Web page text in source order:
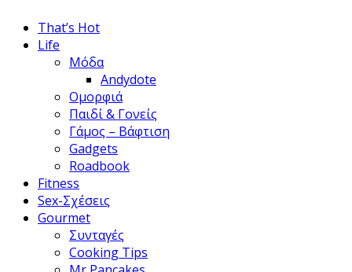
That’s Hot
Life
Μόδα
Andydote
Ομορφιά
Παιδί & Γονείς
Γάμος – Βάφτιση
Gadgets
Roadbook
Fitness
Sex-Σχέσεις
Gourmet
Συνταγές
Cooking Tips